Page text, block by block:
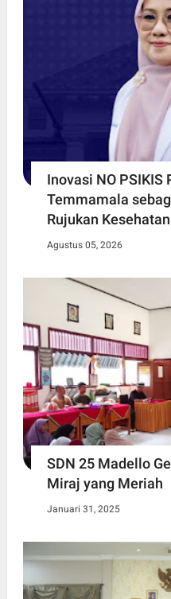
Inovasi NO PSIKIS
Temmamala
Rujukan
Agustus 05, 2026
SDN 25 Madello
Miraj yang Meriah
Januari 31, 2025